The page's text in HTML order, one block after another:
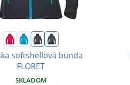
softshellová bunda
FLORET
SKLADOM